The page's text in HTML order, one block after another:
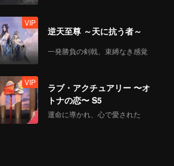
VIP
逆天至尊 ～天に抗う者～
一発勝負の剣戟、束縛なき感覚
VIP
ラブ・アクチュアリー 〜オ
トナの恋〜 S5
運命に導かれ、心で愛された